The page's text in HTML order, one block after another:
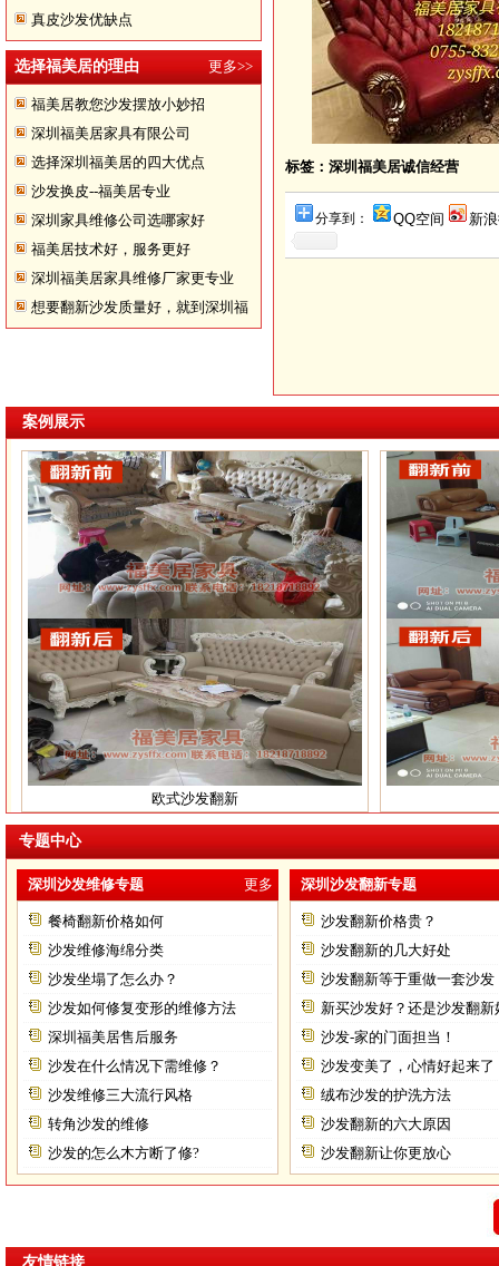
真皮沙发优缺点
选择福美居的理由 更多>>
福美居教您沙发摆放小妙招
深圳福美居家具有限公司
选择深圳福美居的四大优点
沙发换皮--福美居专业
深圳家具维修公司选哪家好
福美居技术好，服务更好
深圳福美居家具维修厂家更专业
想要翻新沙发质量好，就到深圳福
标签：深圳福美居诚信经营
分享到： QQ空间 新
案例展示
沙发换皮
欧式沙发翻新
罗湖沙发维修
专题中心
深圳沙发维修专题 更多
餐椅翻新价格如何
沙发维修海绵分类
沙发坐塌了怎么办？
沙发如何修复变形的维修方法
深圳福美居售后服务
沙发在什么情况下需维修？
沙发维修三大流行风格
转角沙发的维修
沙发的怎么木方断了修?
深圳沙发翻新专题
沙发翻新价格贵？
沙发翻新的几大好处
沙发翻新等于重做一套沙发
新买沙发好？还是沙发翻新
沙发-家的门面担当！
沙发变美了，心情好起来了
绒布沙发的护洗方法
沙发翻新的六大原因
沙发翻新让你更放心
友情链接